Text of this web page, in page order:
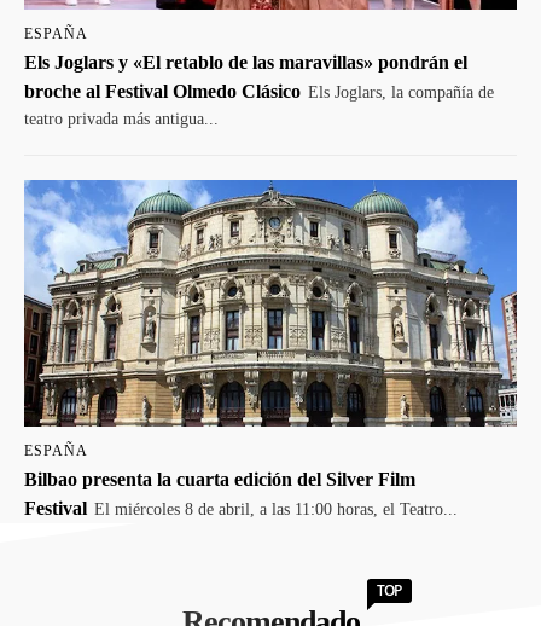
ESPAÑA
Els Joglars y «El retablo de las maravillas» pondrán el
broche al Festival Olmedo Clásico Els Joglars, la compañía de
teatro privada más antigua...
ESPAÑA
Bilbao presenta la cuarta edición del Silver Film
Festival El miércoles 8 de abril, a las 11:00 horas, el Teatro...
TOP